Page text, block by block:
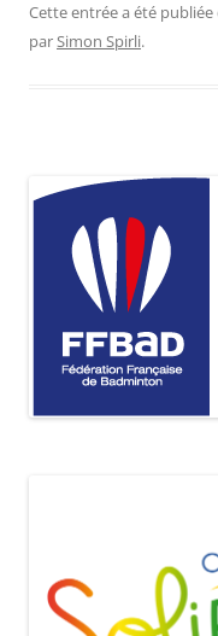
Cette entrée a été publiée
parSimon Spirli.